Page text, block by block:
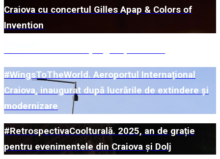
Craiova cu concertul Gilles Apap & Colors of
Invention
#WingsToTheWorld. Aeroportul Internațional
Craiova, inaugurat după lucrările de extindere și
modernizare
#RetrospectivaCoolturală. 2025, an de grație
pentru evenimentele din Craiova și Dolj